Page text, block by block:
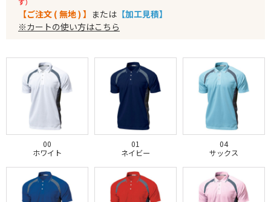
す）
【ご注文 ( 無地 ) 】 または 【加工見積】
※カートの使い方はこちら
00
ホワイト
01
ネイビー
04
サックス